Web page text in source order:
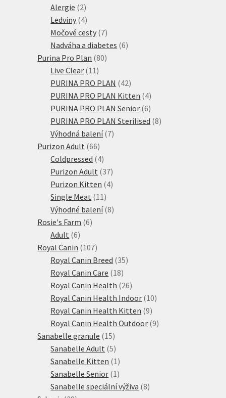
Alergie 22
produkty
Ledviny 44
produkty
Močové cesty 77
produktů
Nadváha a diabetes 66
Purina Pro Plan 8080
Live Clear 11 11
produktů
PURINA PRO PLAN 4242
produktů
PURINA PRO PLAN Kitten 44
produkty
PURINA PRO PLAN Senior 66
produktů
PURINA PRO PLAN Sterilised 88
Výhodná balení 77
Purizon Adult 6666
produktů
Coldpressed 44
produkty
Purizon Adult 3737
produktů
Purizon Kitten 44
Single Meat 11 11
produktů
Výhodné balení 88
Rosie's Farm 66
Adult 66
produktů
Royal Canin 107107
produktů
Royal Canin Breed 3535
Royal Canin Care 1818
produktů
Royal Canin Health 2626
produktů
Royal Canin Health Indoor 1010
Royal Canin Health Kitten 99
produktů
Royal Canin Health Outdoor 99
Sanabelle granule 1515
produktů
Sanabelle Adult 55
produktů
Sanabelle Kitten 1 1
produkt
Sanabelle Senior 1 1
produkt
Sanabelle speciální výživa 88